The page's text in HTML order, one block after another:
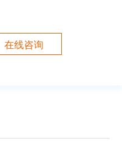
在线咨询